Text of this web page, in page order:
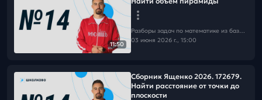
11:50
Разборы задач по математике из базы Школково
03 июня 2026 г., 15:00
Сборник Ященко 2026. 172679.
Найти расстояние от точки до
плоскости